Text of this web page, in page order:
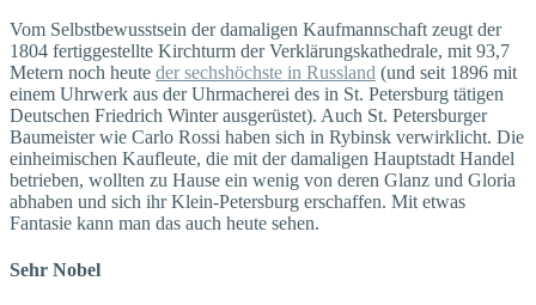
Vom Selbstbewusstsein der damaligen Kaufmannschaft zeugt der
1804 fertiggestellte Kirchturm der Verklärungskathedrale, mit 93,7
Metern noch heute der sechshöchste in Russland (und seit 1896 mit
einem Uhrwerk aus der Uhrmacherei des in St. Petersburg tätigen
Deutschen Friedrich Winter ausgerüstet). Auch St. Petersburger
Baumeister wie Carlo Rossi haben sich in Rybinsk verwirklicht. Die
einheimischen Kaufleute, die mit der damaligen Hauptstadt Handel
betrieben, wollten zu Hause ein wenig von deren Glanz und Gloria
abhaben und sich ihr Klein-Petersburg erschaffen. Mit etwas
Fantasie kann man das auch heute sehen.
Sehr Nobel